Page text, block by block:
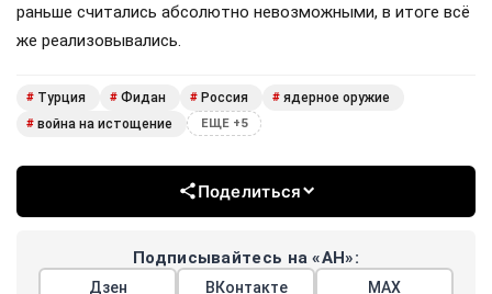
раньше считались абсолютно невозможными, в итоге всё
же реализовывались.
# Турция # Фидан # Россия # ядерное оружие
# война на истощение ЕЩЕ +5
Поделиться
Подписывайтесь на «АН»:
Дзен ВКонтакте МАХ